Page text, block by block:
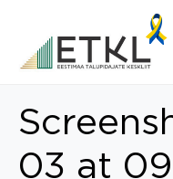
03 at